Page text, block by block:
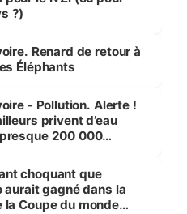
?)
Renard de retour à
Éléphants
- Pollution. Alerte !
privent d’eau
200 000
choquant que
aurait gagné dans la
la Coupe du monde